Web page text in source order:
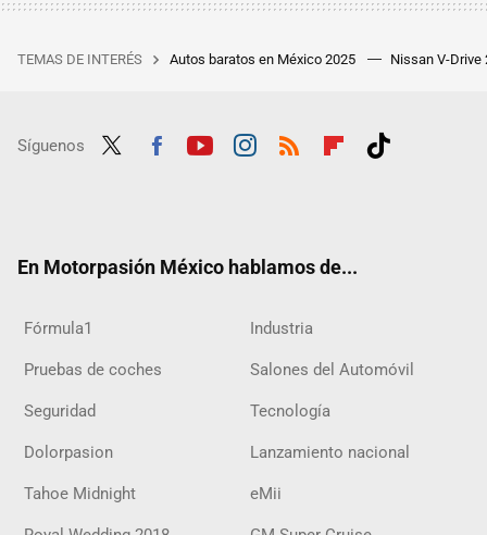
TEMAS DE INTERÉS Autos baratos en México 2025 Nissan V-Drive
Síguenos
En Motorpasión México hablamos de...
Fórmula1 Industria
Pruebas de coches Salones del Automóvil
Seguridad Tecnología
Dolorpasion Lanzamiento nacional
Tahoe Midnight eMii